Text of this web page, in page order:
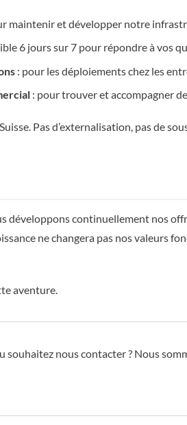
maintenir et développer notre
6 jours sur 7 pour répondre à vos
: pour les déploiements chez les
: pour trouver et accompagner
Pas d’externalisation, pas de
développons continuellement nos
ne changera pas nos valeurs
aventure.
souhaitez nous contacter ? Nous